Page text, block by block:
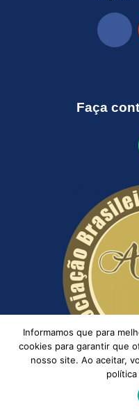
Faça
Informamos que para
cookies para garantir que
nosso site. Ao aceitar,